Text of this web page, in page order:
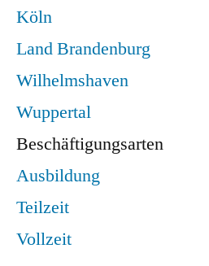
Köln
Land Brandenburg
Wilhelmshaven
Wuppertal
Beschäftigungsarten
Ausbildung
Teilzeit
Vollzeit